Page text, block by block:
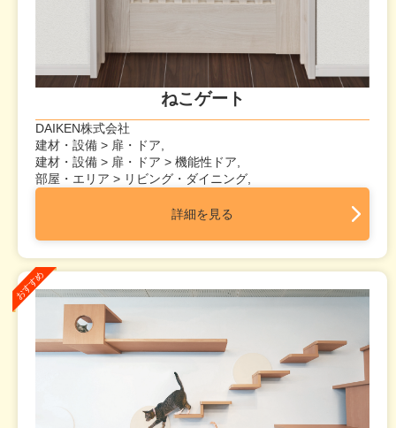
ねこゲート
DAIKEN株式会社
建材・設備 > 扉・ドア,
建材・設備 > 扉・ドア > 機能性ドア,
部屋・エリア > リビング・ダイニング,
詳細を見る